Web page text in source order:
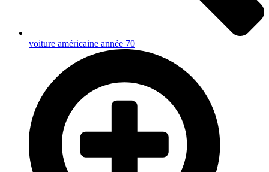
voiture américaine année 70